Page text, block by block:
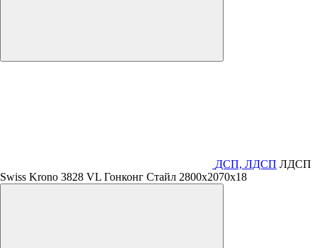
ДСП, ЛДСП ЛДСП
Swiss Krono 3828 VL Гонконг Стайл 2800х2070х18